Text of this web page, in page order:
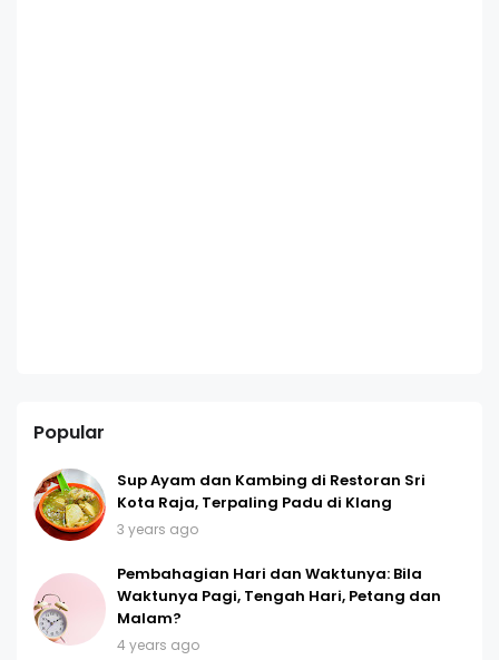
Popular
Sup Ayam dan Kambing di Restoran Sri
Kota Raja, Terpaling Padu di Klang
3 years ago
Pembahagian Hari dan Waktunya: Bila
Waktunya Pagi, Tengah Hari, Petang dan
Malam?
4 years ago